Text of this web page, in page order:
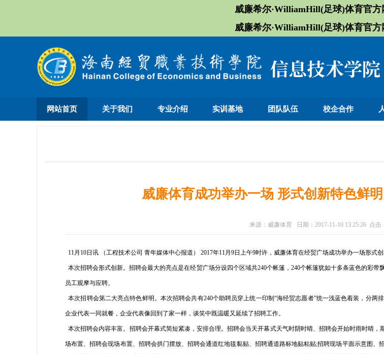
威廉希尔·WilliamHill(足球)体育官方
威廉希尔·WilliamHill(足球)体育官方
网站首页 关于我们 专业介绍 实训基地 团队队伍 校企合作
威廉体育成功举办一场 形式创新特色鲜
来源： 威廉体育 日期： 2017-11-10 13:25:26 点击
11月10日讯 （工程技术公司 青年媒体中心报道） 2017年11月9日上午9时许，威廉体育在经贸广场成功举办一场形式
本次招聘会形式创新。招聘会最大的亮点是在经贸广场分设四个区域共240个帐篷，240个帐篷犹如十多条蓝色的彩
员工观摩与应聘。
本次招聘会第二大亮点特色鲜明。本次招聘会共有240个助聘员穿上统一印制“海经贸志愿者”统一浅蓝色着装，分
企业代表一同就餐，企业代表像回到了家一样，谈笑中既温暖又延续了招聘工作。
本次招聘会内容丰富。招聘会开幕式简短紧凑，安排合理。招聘会当天开幕式天气时阴时晴、招聘会开始时雨时晴
场布置、招聘会现场布置、招聘会拱门摆放、招聘会通道红地毯黏贴、招聘通道路标地贴粘贴;招聘现场平面示意图